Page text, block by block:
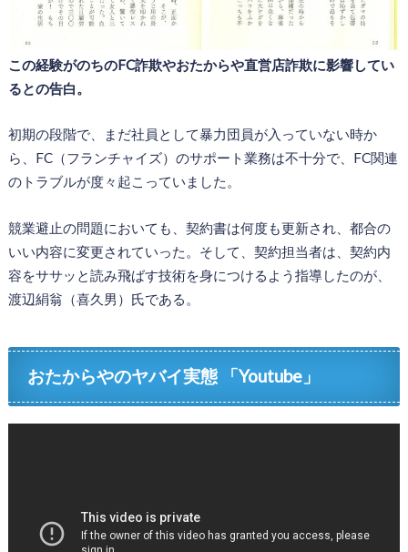
この経験がのちのFC詐欺やおたからや直営店詐欺に影響してい
るとの告白。
初期の段階で、まだ社員として暴力団員が入っていない時か
ら、FC（フランチャイズ）のサポート業務は不十分で、FC関連
のトラブルが度々起こっていました。
競業避止の問題においても、契約書は何度も更新され、都合の
いい内容に変更されていった。そして、契約担当者は、契約内
容をササッと読み飛ばす技術を身につけるよう指導したのが、
渡辺絹翁（喜久男）氏である。
おたからやのヤバイ実態 「Youtube」